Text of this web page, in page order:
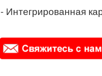
- Интегрированная